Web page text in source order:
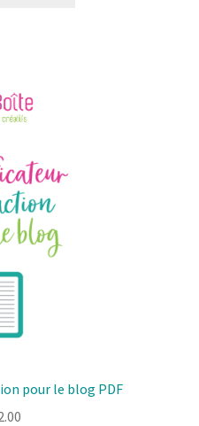
pour le blog PDF